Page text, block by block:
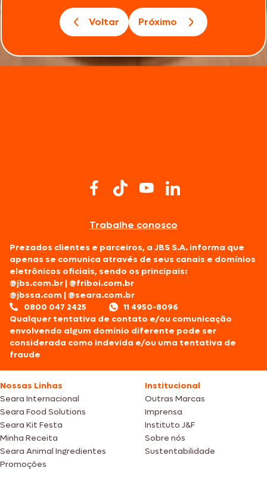
Voltar Próximo
Trabalhe conosco
Prezados clientes e parceiros, a JBS S.A. informa que
apenas se comunica através de seus canais e domínios
eletrônicos oficiais, sendo os principais:
@jbs.com.br |@friboi.com.br
@jbssa.com |@seara.com.br
0800 047 2425
11 4950-8096
Qualquer tentativa de contato e/ou comunicação
envolvendo algum domínio diferente pode ser
considerada como indevida e/ou uma tentativa de
fraude
Nossas Linhas
Seara Internacional
Seara Food Solutions
Seara Kit Festa
Minha Receita
Seara Animal Ingredientes
Promoções
Institucional
Outras Marcas
Imprensa
Instituto J&F
Sobre nós
Sustentabilidade